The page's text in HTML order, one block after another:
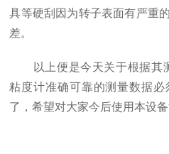
具等硬刮因为转子表面有严重
差。
以上便是今天关于根据其
粘度计准确可靠的测量数据
了，希望对大家今后使用本设备